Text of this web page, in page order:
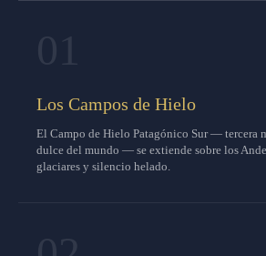
Los Campos de Hielo
El Campo de Hielo Patagónico Sur — tercera
dulce del mundo — se extiende sobre los
glaciares y silencio helado.